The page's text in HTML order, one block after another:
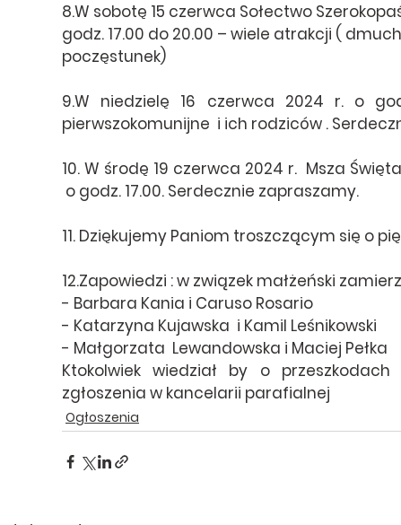
8.W sobotę 15 czerwca Sołectwo
godz. 17.00 do 20.00 – wiele atrakcji (
poczęstunek)
9.W niedzielę 16 czerwca 2024 r. o
pierwszokomunijne  i ich rodziców .
10. W środę 19 czerwca 2024 r.  Msza
o godz. 17.00. Serdecznie zapraszamy.
11. Dziękujemy Paniom troszczącym się o
12.Zapowiedzi : w związek małżeński
- Barbara Kania i Caruso Rosario
- Katarzyna Kujawska  i Kamil Leśnikowski
- Małgorzata  Lewandowska i Maciej Pełka
Ktokolwiek wiedział by o
zgłoszenia w kancelarii parafialnej
Ogłoszenia